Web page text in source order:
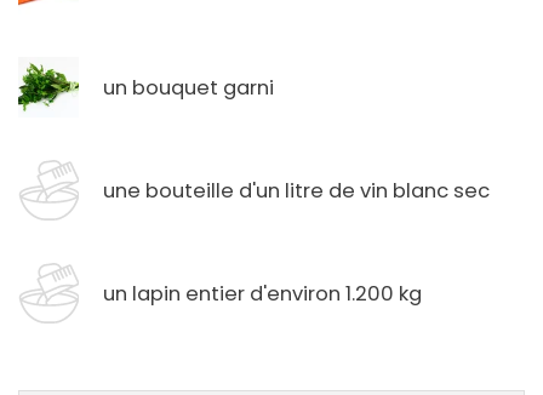
un bouquet garni
une bouteille d'un litre de vin blanc sec
un lapin entier d'environ 1.200 kg